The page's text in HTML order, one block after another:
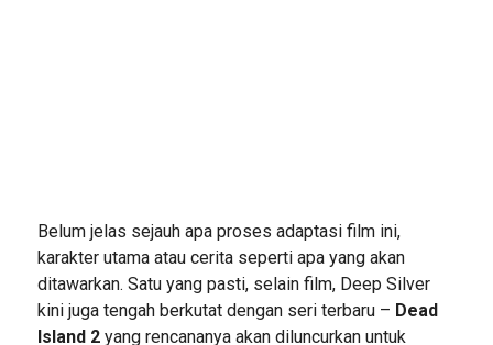
Belum jelas sejauh apa proses adaptasi film ini,
karakter utama atau cerita seperti apa yang akan
ditawarkan. Satu yang pasti, selain film, Deep Silver
kini juga tengah berkutat dengan seri terbaru – Dead
Island 2yang rencananya akan diluncurkan untuk